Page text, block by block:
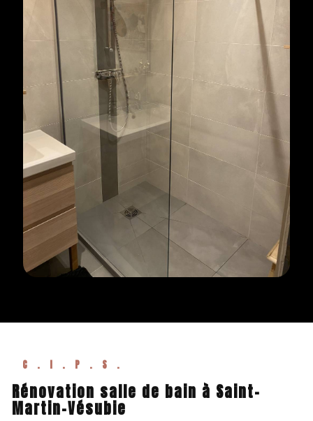
C.I.P.S.
rénovation salle de bain à Saint-
Martin-Vésubie